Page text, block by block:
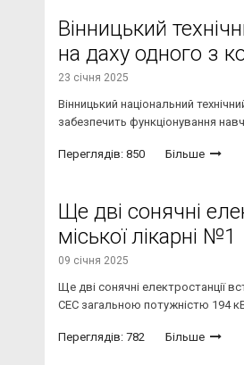
Вінницький
на даху одного з
23 січня 2025
Вінницький національний
забезпечить функціонування
Переглядів: 850 Більше
Ще дві сонячні
міської лікарні №1
09 січня 2025
Ще дві сонячні електростанції
СЕС загальною потужністю 194
Переглядів: 782 Більше